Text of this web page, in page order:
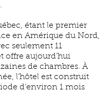
étant le premier
en Amérique du Nord,
seulement 11
offre aujourd’hui
de chambres. À
l’hôtel est construit
d’environ 1 mois